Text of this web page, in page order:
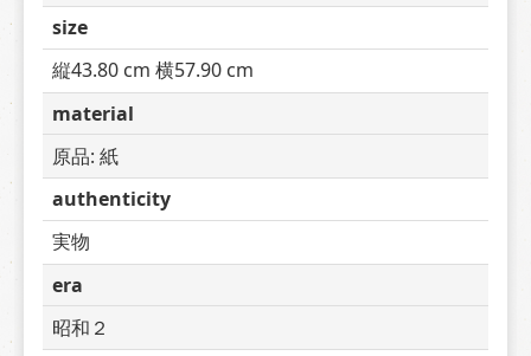
size
縦43.80 cm 横57.90 cm
material
原品: 紙
authenticity
実物
era
昭和２